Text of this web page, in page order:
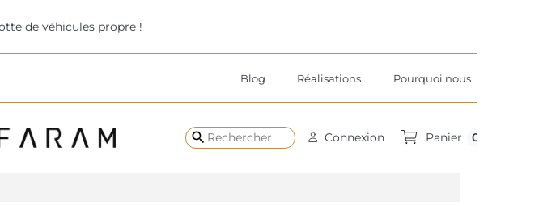
de véhicules propre !
Blog Réalisations Pourquoi nous
search Connexion Panier 0